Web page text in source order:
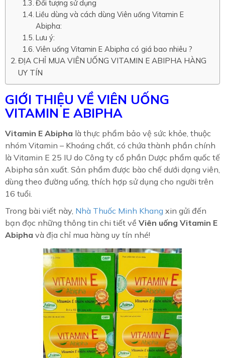
Đối tượng sử dụng
Liều dùng và cách dùng Viên uống Vitamin E
Abipha:
Lưu ý:
Viên uống Vitamin E Abipha có giá bao nhiêu ?
ĐỊA CHỈ MUA VIÊN UỐNG VITAMIN E ABIPHA HÀNG
UY TÍN
GIỚI THIỆU VỀ VIÊN UỐNG
VITAMIN E ABIPHA
Vitamin E Abipha là thực phẩm bảo vệ sức khỏe, thuộc
nhóm Vitamin – Khoáng chất, có chứa thành phần chính
là Vitamin E 25 IU do Công ty cổ phần Dược phẩm quốc tế
Abipha sản xuất. Sản phẩm được bào chế dưới dạng viên,
dùng theo đường uống, thích hợp sử dụng cho người trên
16 tuổi.
Trong bài viết này, Nhà Thuốc Minh Khang xin gửi đến
bạn đọc những thông tin chi tiết về Viên uống Vitamin E
Abipha và địa chỉ mua hàng uy tín nhé!